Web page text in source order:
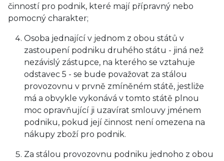
činností pro podnik, které mají přípravný nebo
pomocný charakter;
Osoba jednající v jednom z obou států v
zastoupení podniku druhého státu - jiná než
nezávislý zástupce, na kterého se vztahuje
odstavec 5 - se bude považovat za stálou
provozovnu v prvně zmíněném státě, jestliže
má a obvykle vykonává v tomto státě plnou
moc opravňující ji uzavírat smlouvy jménem
podniku, pokud její činnost není omezena na
nákupy zboží pro podnik.
Za stálou provozovnu podniku jednoho z obou